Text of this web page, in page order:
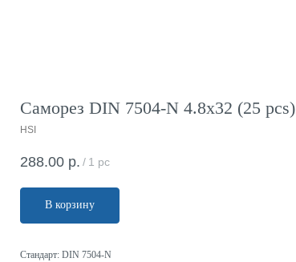
Саморез DIN 7504-N 4.8x32 (25 pcs)
HSI
288.00 р. / 1 pc
В корзину
Стандарт: DIN 7504-N